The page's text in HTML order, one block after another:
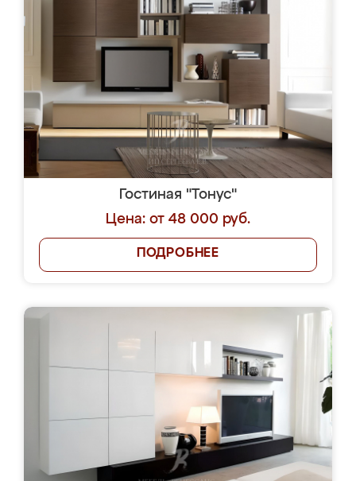
Гостиная "Тонус"
Цена: от 48 000 руб.
ПОДРОБНЕЕ